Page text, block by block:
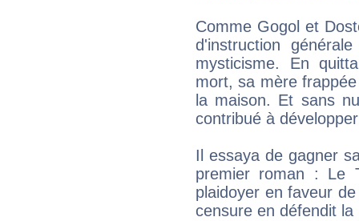
Comme Gogol et
d'instruction
mysticisme. En
mort, sa mère
la maison. Et sans
contribué à
Il essaya de gagner
premier roman : Le
plaidoyer en faveur
censure en défendit la